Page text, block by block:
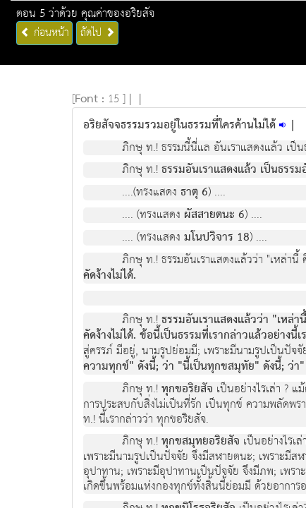
ตอน 5 ว่าด้วย คุณค่าของอริยสัจ
ก่อนหน้า ถัดไป
[Font : 15 ] | |
อริยสัจจธรรมรวมอยู่ในธรรมที่ใครค้านไม่ได้ |
ภิกษุ ท.! ธรรมนี้นี่แล อันเราแสดงแลว เปนธรร
ภิกษุ ท.!ธรรมอันเราแสดงแลว เปนธรรมอั
....(ทรงแสดงธาตุ 6) ....
.... (ทรงแสดง ผัสสายตนะ 6) ....
.... (ทรงแสดงมโนปวิจาร 18) ....
ภิกษุ ท.! ธรรมอันเราแสดงแลววา "เหลา
คัดงางไมได.
ภิกษุ ท.!ธรรมอันเราแสดงแลววา "เหล
คัดงางไมได. ขอนี้เป็นธรรมที่เรากลาวแลวอยา
สูครรภ มีอยู, นามรูปยอมมี; เพราะมีนามรูปเปน
ความทุกข" ดังนี้; วา "นี้เปนทุกขสมุทัย" ดังนี้; ว
ภิกษุ ท.!ทุกขอริยสัจ เปนอยางไรเลา
การประสบกับสิ่งไมเปนที่รัก เปนทุกข ความพลัดพร
ท.! นี้เรากลาววา ทุกขอริยสัจ.
ภิกษุ ท.!ทุกขสมุทยอริยสัจ เปนอยางไ
เพราะมีนามรูปเปนปจจัย จึงมีสฬายตนะ; เพราะมีส
อุปาทาน; เพราะมีอุปาทานเป็นปจจัย จึงมีภพ; เพรา
เกิดขึ้นพรอมแหงกองทุกขทั้งสิ้นนี้ยอมมี ดวยอาก